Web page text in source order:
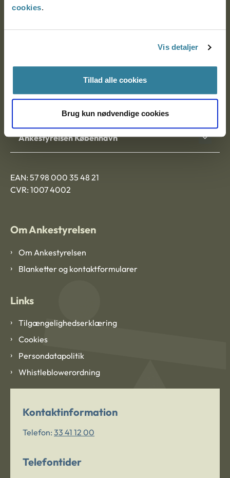
cookies.
Vis detaljer
Tillad alle cookies
Brug kun nødvendige cookies
Ankestyrelsen
Postadresse:
9000 Aalborg
Ankestyrelsen København
EAN: 57 98 000 35 48 21
CVR: 1007 4002
Om Ankestyrelsen
Om Ankestyrelsen
Blanketter og kontaktformularer
Links
Tilgængelighedserklæring
Cookies
Persondatapolitik
Whistleblowerordning
Kontaktinformation
Telefon: 33 41 12 00
Telefontider